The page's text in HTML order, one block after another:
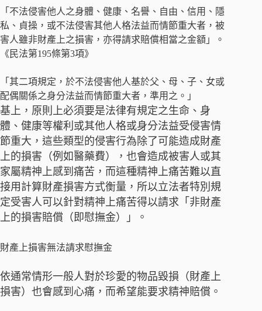
「不法侵害他人之身體、健康、名譽、自由、信用、隱
私、貞操，或不法侵害其他人格法益而情節重大者，被
害人雖非財產上之損害，亦得請求賠償相當之金額」。
《民法第195條第3項》
「其二項規定，於不法侵害他人基於父、母、子、女或
配偶關係之身分法益而情節重大者，準用之。」
基上，原則上必須要是法律有規定之生命、身
體、健康等權利或其他人格或身分法益受侵害情
節重大，這些類型的侵害行為除了可能造成財產
上的損害（例如醫藥費），也會造成被害人或其
家屬精神上感到痛苦，而這種精神上痛苦難以直
接用計算財產損害方式衡量，所以立法者特別規
定受害人可以針對精神上痛苦得以請求「非財產
上的損害賠償（即慰撫金）」。
財產上損害無法請求慰撫金
依通常情形一般人對於珍愛的物品毀損（財產上
損害）也會感到心痛，而希望能要求精神賠償。